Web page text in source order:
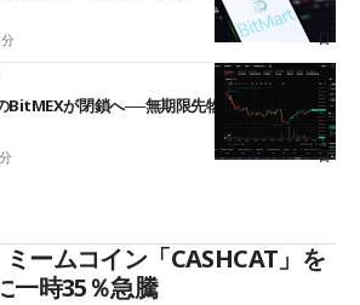
BitMEXが閉鎖へ──無期限先物を生んだ11年に
ームコイン「CASHCAT」を
一時35％急騰